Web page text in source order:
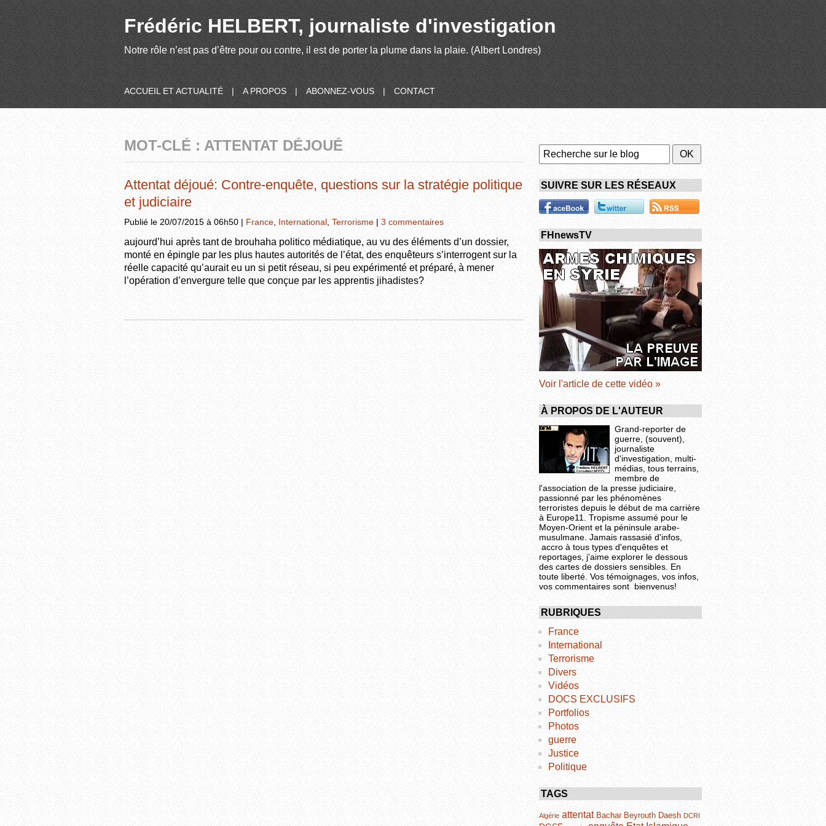
Frédéric HELBERT, journaliste d'investigation
Notre rôle n’est pas d’être pour ou contre, il est de porter la plume dans la plaie. (Albert Londres)
ACCUEIL ET ACTUALITÉ | A PROPOS | ABONNEZ-VOUS | CONTACT
MOT-CLÉ : ATTENTAT DÉJOUÉ
Attentat déjoué: Contre-enquête, questions sur la stratégie politique
et judiciaire
Publié le 20/07/2015 à 06h50 | France International Terrorisme | 3 commentaires
aujourd’hui après tant de brouhaha politico médiatique, au vu des éléments d’un dossier,
monté en épingle par les plus hautes autorités de l’état, des enquêteurs s’interrogent sur la
réelle capacité qu’aurait eu un si petit réseau, si peu expérimenté et préparé, à mener
l’opération d’envergure telle que conçue par les apprentis jihadistes?
SUIVRE SUR LES RÉSEAUX
FHnewsTV
Voir l'article de cette vidéo »
À PROPOS DE L'AUTEUR
Grand-reporter de
guerre, (souvent),
journaliste
d'investigation, multi-
médias, tous terrains,
membre de
l'association de la presse judiciaire,
passionné par les phénomènes
terroristes depuis le début de ma carrière
à Europe11. Tropisme assumé pour le
Moyen-Orient et la péninsule arabe-
musulmane. Jamais rassasié d'infos,
accro à tous types d'enquêtes et
reportages, j'aime explorer le dessous
des cartes de dossiers sensibles. En
toute liberté. Vos témoignages, vos infos,
vos commentaires sont bienvenus!
RUBRIQUES
France
International
Terrorisme
Divers
Vidéos
DOCS EXCLUSIFS
Portfolios
Photos
guerre
Justice
Politique
TAGS
Algérie attentat Bachar Beyrouth Daesh DCRI